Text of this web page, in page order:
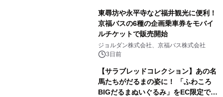
東尋坊や永平寺など福井観光に便利！
京福バスの6種の企画乗車券をモバイ
ルチケットで販売開始
ジョルダン株式会社、京福バス株式会社
3日前
【サラブレッドコレクション】あの名
馬たちがだるまの姿に！ 「ふわころ
BIGだるまぬいぐるみ」をEC限定で受